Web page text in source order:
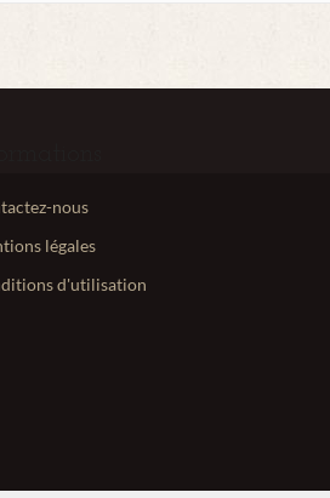
nous
légales
d'utilisation